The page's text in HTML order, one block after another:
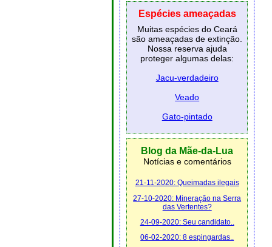
Espécies ameaçadas
Muitas espécies do Ceará
são ameaçadas de extinção.
Nossa reserva ajuda
proteger algumas delas:
Jacu-verdadeiro
Veado
Gato-pintado
Blog da Mãe-da-Lua
Notícias e comentários
21-11-2020: Queimadas ilegais
27-10-2020: Mineração na Serra
das Vertentes?
24-09-2020: Seu candidato..
06-02-2020: 8 espingardas..